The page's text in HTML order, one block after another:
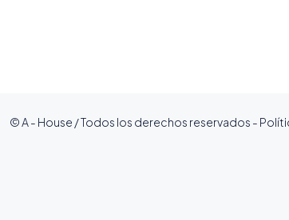
© A - House / Todos los derechos reservados -